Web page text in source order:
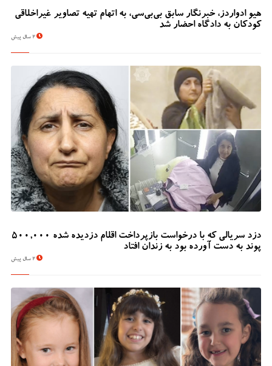
هیو ادواردز، خبرنگار سابق بی‌بی‌سی، به اتهام تهیه تصاویر غیراخلاقی
کودکان به دادگاه احضار شد
2 سال پیش
دزد سریالی که با درخواست بازپرداخت اقلام دزدیده شده 500,000
پوند به دست آورده بود به زندان افتاد
2 سال پیش